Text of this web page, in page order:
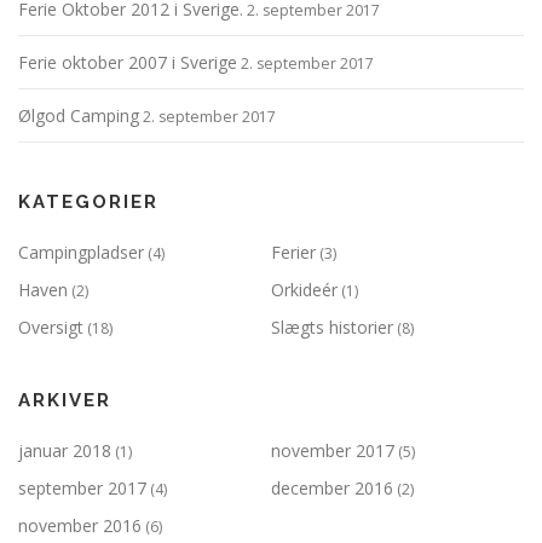
Ferie Oktober 2012 i Sverige. 2. september 2017
Ferie oktober 2007 i Sverige 2. september 2017
Ølgod Camping2. september 2017
KATEGORIER
Campingpladser (4) Ferier (3)
Haven (2) Orkideér (1)
Oversigt (18) Slægts historier (8)
ARKIVER
januar 2018 (1) november 2017 (5)
september 2017 (4) december 2016 (2)
november 2016 (6)